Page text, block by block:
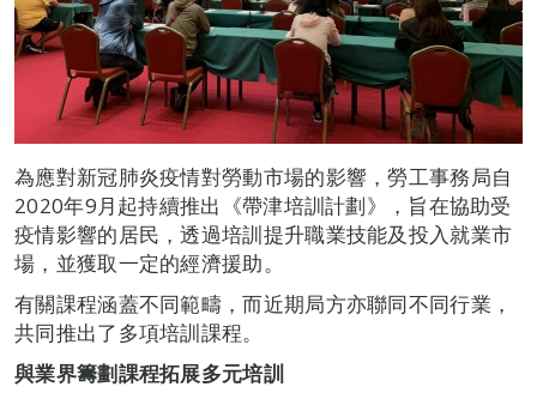
為應對新冠肺炎疫情對勞動市場的影響，勞工事務局自
2020年9月起持續推出《帶津培訓計劃》，旨在協助受
疫情影響的居民，透過培訓提升職業技能及投入就業市
場，並獲取一定的經濟援助。
有關課程涵蓋不同範疇，而近期局方亦聯同不同行業，
共同推出了多項培訓課程。
與業界籌劃課程拓展多元培訓